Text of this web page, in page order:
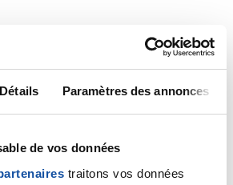
Détails Paramètres des annonces
de vos données
traitons vos données
antiestrogéniques peuvent en
ostéoporose. Votre cancérologue